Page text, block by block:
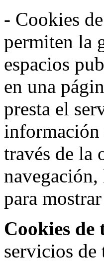
- Cookies
permiten la
espacios
en una
presta el
información
través de la
para
Cookies de
servicios de